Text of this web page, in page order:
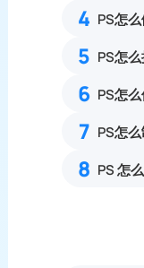
4
5
6
7
8